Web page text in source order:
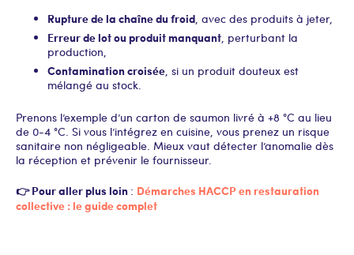
Rupture de la chaîne du froid, avec des produits à jeter,
Erreur de lot ou produit manquant, perturbant la
production,
Contamination croisée, si un produit douteux est
mélangé au stock.
Prenons l’exemple d’un carton de saumon livré à +8 °C au lieu
de 0-4 °C. Si vous l’intégrez en cuisine, vous prenez un risque
sanitaire non négligeable. Mieux vaut détecter l’anomalie dès
la réception et prévenir le fournisseur.
👉 Pour aller plus loin : Démarches HACCP en restauration
collective : le guide complet